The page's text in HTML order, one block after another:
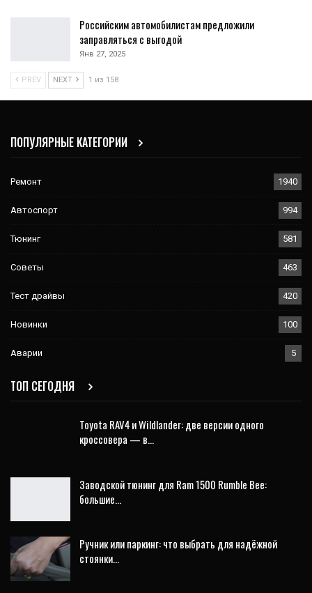
Российским автомобилистам предложили
заправляться с выгодой
Янв 27, 2025
PREV NEXT 1 из 158
ПОПУЛЯРНЫЕ КАТЕГОРИИ
Ремонт 1940
Автоспорт 994
Тюнинг 581
Советы 463
Тест драйвы 420
Новинки 100
Аварии 5
ТОП СЕГОДНЯ
Toyota RAV4 и Wildlander: две версии одного
кроссовера — в…
Заводской тюнинг для Ram 1500 Rumble Bee:
большие…
Ручник или паркинг: что выбрать для надёжной
стоянки…